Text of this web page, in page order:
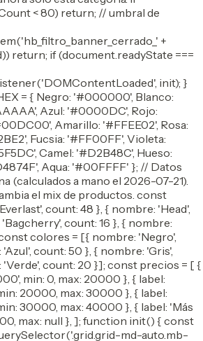
< 80) return; // umbral de
+
return; if (document.readyState ===
init); }
= { Negro: '#000000', Blanco:
Azul: '#0000DC', Rojo:
Amarillo: '#FFEE02', Rosa:
Fucsia: '#FF00FF', Violeta:
Camel: '#D2B48C', Hueso:
Aqua: '#00FFFF' }; // Datos
(calculados a mano el 2026-07-21).
el mix de productos. const
count: 48 }, { nombre: 'Head',
count: 16 }, { nombre:
colores = [{ nombre: 'Negro',
count: 50 }, { nombre: 'Gris',
count: 20 }]; const precios = [ {
min: 0, max: 20000 }, { label:
20000, max: 30000 }, { label:
30000, max: 40000 }, { label: 'Más
max: null }, ]; function init() { const
md-auto.mb-